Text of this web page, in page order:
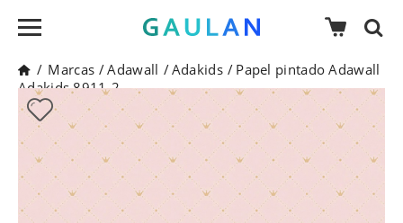
/ Marcas /Adawall /Adakids / Papel pintado Adawall
Adakids 8911-2